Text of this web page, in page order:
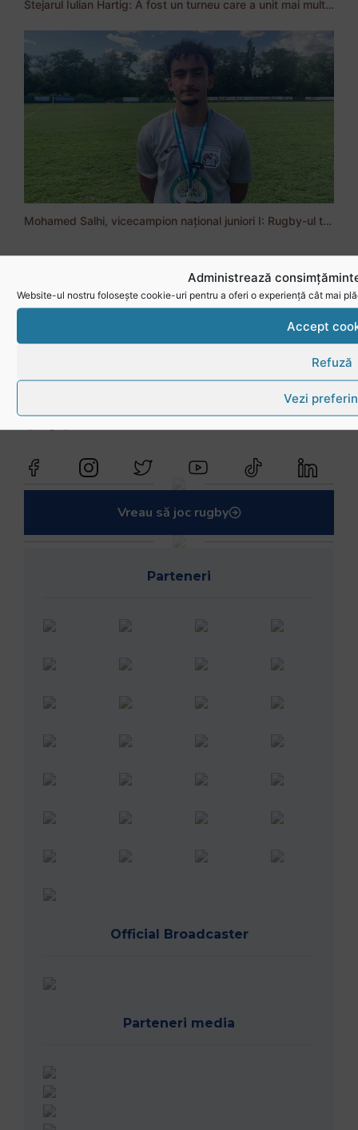
Administrează
Website-ul nostru folosește cookie-uri pentru a oferi o experiență cât mai
Accept
Refuză
Vezi
Stejarul Iulian Hartig: A fost un turneu care a unit mai mult echipa
Mohamed Salhi, vicecampion național juniori I: Rugby-ul te învață să accepți și înfrângerile
Vezi toate videoclipurile
Urmărește-ne în social media
Vreau să joc rugby
Parteneri
Official Broadcaster
Parteneri media